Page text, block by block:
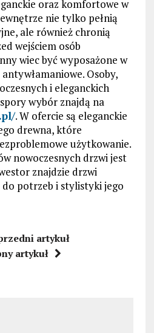
oraz komfortowe w
nie tylko pełnią
ale również chronią
wejściem osób
wiec być wyposażone w
Osoby,
i eleganckich
wybór znajdą na
. W ofercie są eleganckie
drewna, które
użytkowanie.
nowoczesnych drzwi jest
znajdzie drzwi
potrzeb i stylistyki jego
artykuł
artykuł